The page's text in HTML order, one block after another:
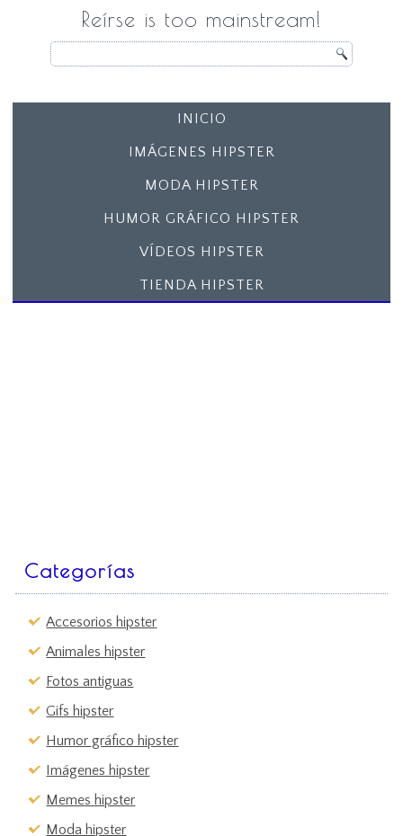
Reírse is too mainstream!
INICIO
IMÁGENES HIPSTER
MODA HIPSTER
HUMOR GRÁFICO HIPSTER
VÍDEOS HIPSTER
TIENDA HIPSTER
Categorías
Accesorios hipster
Animales hipster
Fotos antiguas
Gifs hipster
Humor gráfico hipster
Imágenes hipster
Memes hipster
Moda hipster